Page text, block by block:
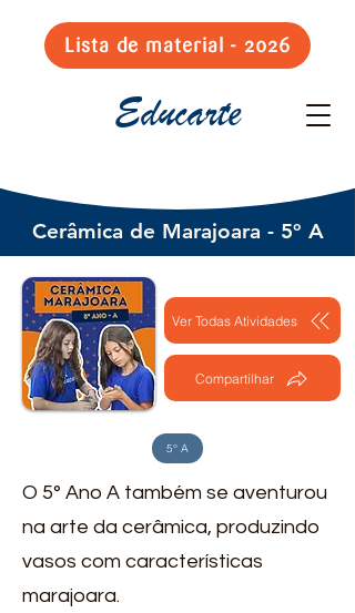
Lista de material - 2026
Educarte
Cerâmica de Marajoara - 5º A
Ver Todas Atividades
Compartilhar
5° A
O 5° Ano A também se aventurou
na arte da cerâmica, produzindo
vasos com características
marajoara.